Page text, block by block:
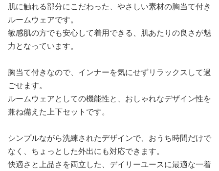
肌に触れる部分にこだわった、やさしい素材の胸当て付き
ルームウェアです。
敏感肌の方でも安心して着用できる、肌あたりの良さが魅
力となっています。
胸当て付きなので、インナーを気にせずリラックスして過
ごせます。
ルームウェアとしての機能性と、おしゃれなデザイン性を
兼ね備えた上下セットです。
シンプルながら洗練されたデザインで、おうち時間だけで
なく、ちょっとした外出にも対応できます。
快適さと上品さを両立した、デイリーユースに最適な一着